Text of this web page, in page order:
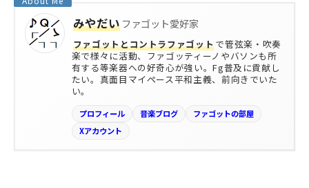
みやだいファゴット愛好家
ファゴットとコントラファゴットで管弦楽・吹奏
楽で様々に活動、ファゴッティーノやバソンも所
有する等楽器への好奇心が強い。Fg普及に貢献し
たい。真面目マイペース平和主義、前向きでいた
い。
プロフィール 音楽ブログ
ファゴットの部屋
Xアカウント